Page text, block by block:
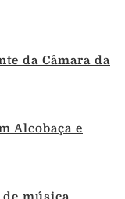
da Câmara da
Alcobaça e